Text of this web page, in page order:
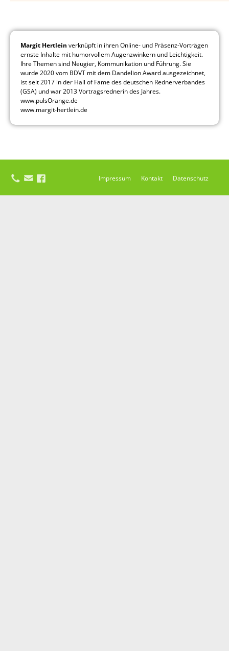
Margit Hertlein verknüpft in ihren Online- und Präsenz-Vorträgen
ernste Inhalte mit humorvollem Augenzwinkern und Leichtigkeit.
Ihre Themen sind Neugier, Kommunikation und Führung. Sie
wurde 2020 vom BDVT mit dem Dandelion Award ausgezeichnet,
ist seit 2017 in der Hall of Fame des deutschen Rednerverbandes
(GSA) und war 2013 Vortragsrednerin des Jahres.
www.pulsOrange.de
www.margit-hertlein.de
Impressum Kontakt Datenschutz